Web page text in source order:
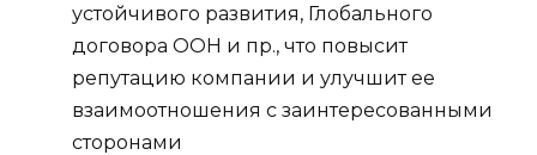
устойчивого развития, Глобального
договора ООН и пр., что повысит
репутацию компании и улучшит ее
взаимоотношения с заинтересованными
сторонами